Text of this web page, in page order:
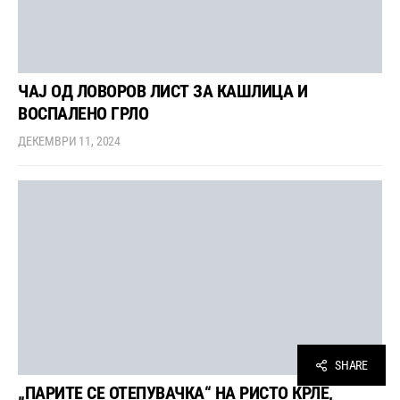
ЧАЈ ОД ЛОВОРОВ ЛИСТ ЗА КАШЛИЦА И
ВОСПАЛЕНО ГРЛО
ДЕКЕМВРИ 11, 2024
„ПАРИТЕ СЕ ОТЕПУВАЧКА“ НА РИСТО КРЛЕ,
SHARE